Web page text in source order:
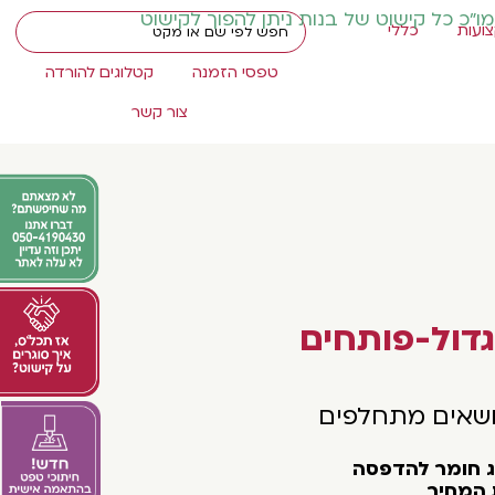
כל קישוט של בנות ניתן להפוך לקישוט
כללי
טפסי הזמנה
קטלוגים להורדה
צור קשר
פותחים
מתחלפים
חומר להדפסה